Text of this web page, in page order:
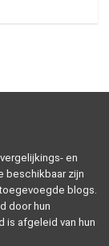
en
beschikbaar zijn
blogs.
door hun
is afgeleid van hun